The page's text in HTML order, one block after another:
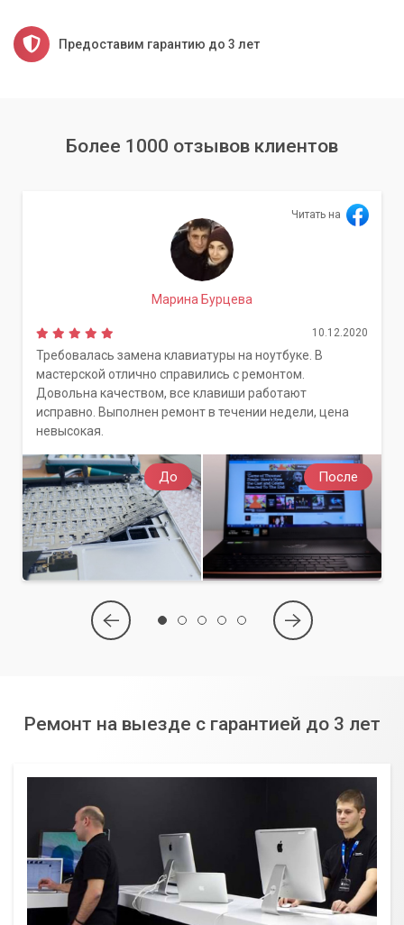
Предоставим гарантию до 3 лет
Более 1000 отзывов клиентов
До После
Читать на
Марина Бурцева
10.12.2020
Требовалась замена клавиатуры на ноутбуке. В
мастерской отлично справились с ремонтом.
Довольна качеством, все клавиши работают
исправно. Выполнен ремонт в течении недели, цена
невысокая.
Ремонт на выезде с гарантией до 3 лет